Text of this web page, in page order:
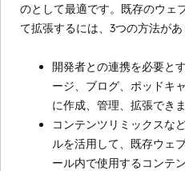
のとして最適です。既存のウ
て拡張するには、3つの方法があ
開発者との連携を必要と
ージ、ブログ、ポッドキ
に作成、管理、拡張できま
コンテンツリミックスな
ルを活用して、既存ウェ
ール内で使用するコンテ